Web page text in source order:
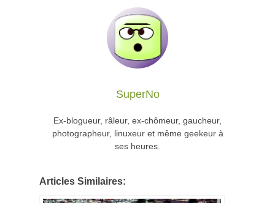
SuperNo
Ex-blogueur, râleur, ex-chômeur, gaucheur,
photographeur, linuxeur et même geekeur à
ses heures.
Articles Similaires: